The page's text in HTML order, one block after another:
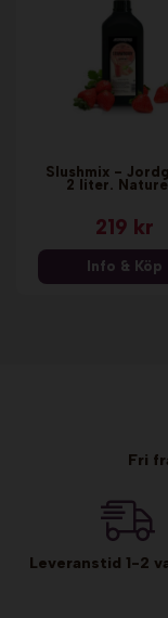
Slushmix -
2 liter.
219 kr
Info & Köp
Fri
Leveranstid 1-2